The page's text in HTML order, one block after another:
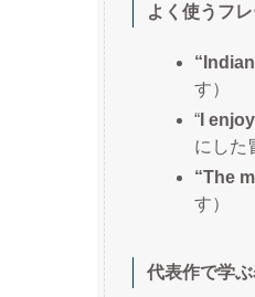
よく使うフ
す）
“ I
にした
“The
す）
代表作で学